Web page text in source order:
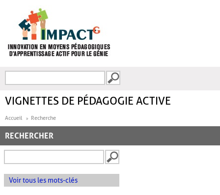
FORMULAIRE DE
VIGNETTES DE PÉDAGOGIE ACTIVE
Accueil Recherche
RECHERCHER
Voir tous les mots-clés